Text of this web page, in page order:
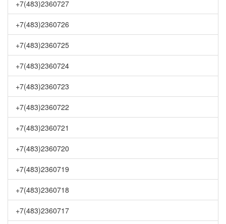
+7(483)2360727
+7(483)2360726
+7(483)2360725
+7(483)2360724
+7(483)2360723
+7(483)2360722
+7(483)2360721
+7(483)2360720
+7(483)2360719
+7(483)2360718
+7(483)2360717